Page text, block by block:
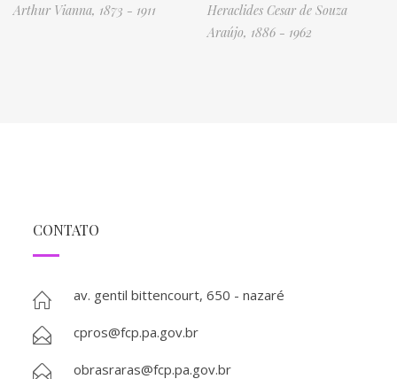
Arthur Vianna, 1873 - 1911
Heraclides Cesar de Souza
Araújo, 1886 - 1962
CONTATO
av. gentil bittencourt, 650 - nazaré
cpros@fcp.pa.gov.br
obrasraras@fcp.pa.gov.br